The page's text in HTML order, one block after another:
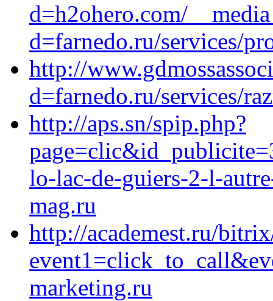
d=h2ohero.com/
d=farnedo.ru/services/
http://
d=farnedo.ru/services/
http://aps.sn/spip.php?
lo-lac-de-guiers-2-l-
mag.ru
http://academest.ru/
marketing.ru